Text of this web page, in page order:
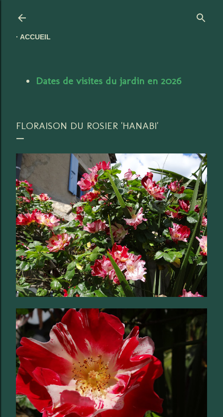
ACCUEIL
Dates de visites du jardin en 2026
FLORAISON DU ROSIER 'HANABI'